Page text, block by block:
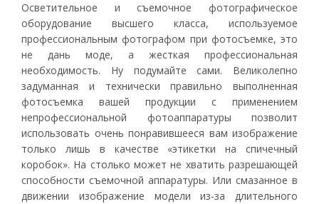
Осветительное и съемочное фотографическое
оборудование высшего класса, используемое
профессиональным фотографом при фотосъемке, это
не дань моде, а жесткая профессиональная
необходимость. Ну подумайте сами. Великолепно
задуманная и технически правильно выполненная
фотосъемка вашей продукции с применением
непрофессиональной фотоаппаратуры позволит
использовать очень понравившееся вам изображение
только лишь в качестве «этикетки на спичечный
коробок». На столько может не хватить разрешающей
способности съемочной аппаратуры. Или смазанное в
движении изображение модели из-за длительного